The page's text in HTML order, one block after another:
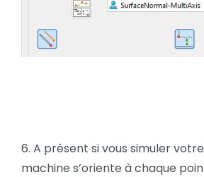
6. A présent si vous simuler
machine s’oriente à chaque